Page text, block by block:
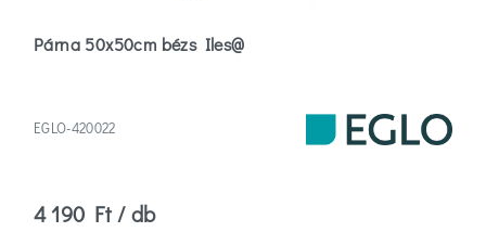
Párna 50x50cm bézs Iles@
EGLO-420022
4 190 Ft / db